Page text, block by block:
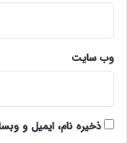
وب‌ سایت
ذخیره نام، ایمیل و